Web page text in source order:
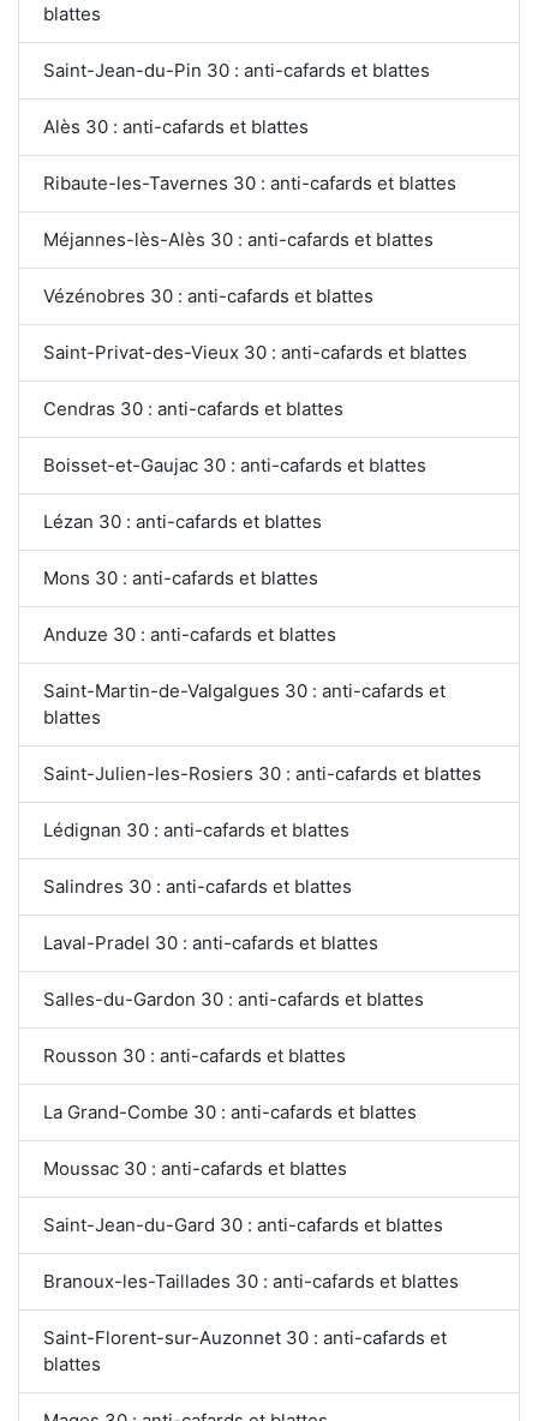
blattes
Saint-Jean-du-Pin 30 : anti-cafards et blattes
Alès 30 : anti-cafards et blattes
Ribaute-les-Tavernes 30 : anti-cafards et blattes
Méjannes-lès-Alès 30 : anti-cafards et blattes
Vézénobres 30 : anti-cafards et blattes
Saint-Privat-des-Vieux 30 : anti-cafards et blattes
Cendras 30 : anti-cafards et blattes
Boisset-et-Gaujac 30 : anti-cafards et blattes
Lézan 30 : anti-cafards et blattes
Mons 30 : anti-cafards et blattes
Anduze 30 : anti-cafards et blattes
Saint-Martin-de-Valgalgues 30 : anti-cafards et
blattes
Saint-Julien-les-Rosiers 30 : anti-cafards et blattes
Lédignan 30 : anti-cafards et blattes
Salindres 30 : anti-cafards et blattes
Laval-Pradel 30 : anti-cafards et blattes
Salles-du-Gardon 30 : anti-cafards et blattes
Rousson 30 : anti-cafards et blattes
La Grand-Combe 30 : anti-cafards et blattes
Moussac 30 : anti-cafards et blattes
Saint-Jean-du-Gard 30 : anti-cafards et blattes
Branoux-les-Taillades 30 : anti-cafards et blattes
Saint-Florent-sur-Auzonnet 30 : anti-cafards et
blattes